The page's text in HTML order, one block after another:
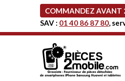
COMMANDEZ AVANT
SAV : 01 40 86 87 80,